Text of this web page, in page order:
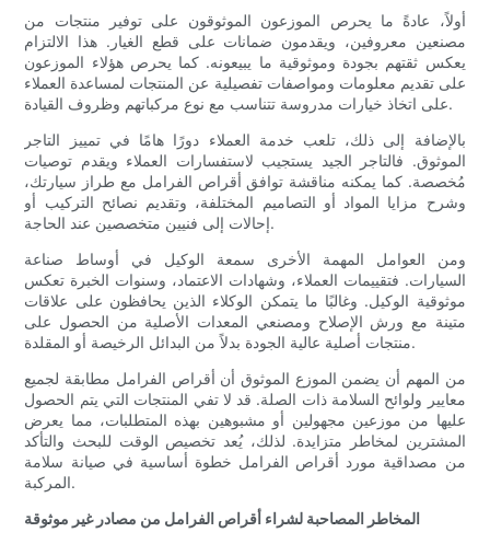
أولاً، عادةً ما يحرص الموزعون الموثوقون على توفير منتجات من
مصنعين معروفين، ويقدمون ضمانات على قطع الغيار. هذا الالتزام
يعكس ثقتهم بجودة وموثوقية ما يبيعونه. كما يحرص هؤلاء الموزعون
على تقديم معلومات ومواصفات تفصيلية عن المنتجات لمساعدة العملاء
على اتخاذ خيارات مدروسة تتناسب مع نوع مركباتهم وظروف القيادة.
بالإضافة إلى ذلك، تلعب خدمة العملاء دورًا هامًا في تمييز التاجر
الموثوق. فالتاجر الجيد يستجيب لاستفسارات العملاء ويقدم توصيات
مُخصصة. كما يمكنه مناقشة توافق أقراص الفرامل مع طراز سيارتك،
وشرح مزايا المواد أو التصاميم المختلفة، وتقديم نصائح التركيب أو
إحالات إلى فنيين متخصصين عند الحاجة.
ومن العوامل المهمة الأخرى سمعة الوكيل في أوساط صناعة
السيارات. فتقييمات العملاء، وشهادات الاعتماد، وسنوات الخبرة تعكس
موثوقية الوكيل. وغالبًا ما يتمكن الوكلاء الذين يحافظون على علاقات
متينة مع ورش الإصلاح ومصنعي المعدات الأصلية من الحصول على
منتجات أصلية عالية الجودة بدلاً من البدائل الرخيصة أو المقلدة.
من المهم أن يضمن الموزع الموثوق أن أقراص الفرامل مطابقة لجميع
معايير ولوائح السلامة ذات الصلة. قد لا تفي المنتجات التي يتم الحصول
عليها من موزعين مجهولين أو مشبوهين بهذه المتطلبات، مما يعرض
المشترين لمخاطر متزايدة. لذلك، يُعد تخصيص الوقت للبحث والتأكد
من مصداقية مورد أقراص الفرامل خطوة أساسية في صيانة سلامة
المركبة.
المخاطر المصاحبة لشراء أقراص الفرامل من مصادر غير موثوقة